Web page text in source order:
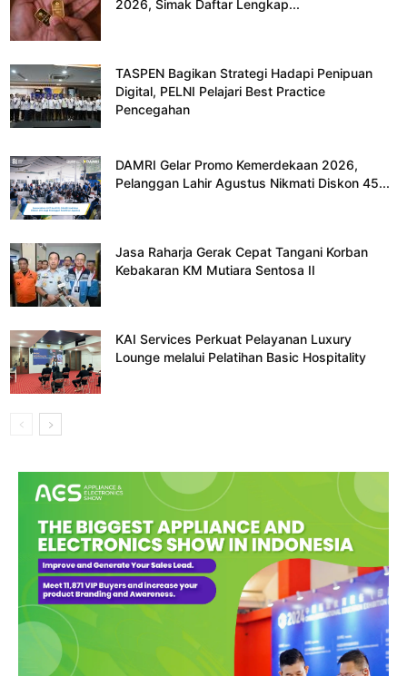
2026, Simak Daftar Lengkap...
TASPEN Bagikan Strategi Hadapi Penipuan
Digital, PELNI Pelajari Best Practice
Pencegahan
DAMRI Gelar Promo Kemerdekaan 2026,
Pelanggan Lahir Agustus Nikmati Diskon 45...
Jasa Raharja Gerak Cepat Tangani Korban
Kebakaran KM Mutiara Sentosa II
KAI Services Perkuat Pelayanan Luxury
Lounge melalui Pelatihan Basic Hospitality